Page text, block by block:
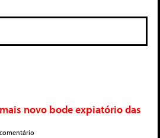
novo bode expiatório das